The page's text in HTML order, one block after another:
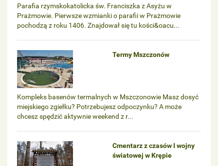
Parafia rzymskokatolicka św. Franciszka z Asyżu w
Prażmowie. Pierwsze wzmianki o parafii w Prażmowie
pochodzą z roku 1406. Znajdował się tu kości&oacu...
Termy Mszczonów
Kompleks basenów termalnych w Mszczonowie Masz dosyć
miejskiego zgiełku? Potrzebujesz odpoczynku? A może
chcesz spędzić aktywnie weekend z r...
Cmentarz z czasów I wojny
światowej w Krępie